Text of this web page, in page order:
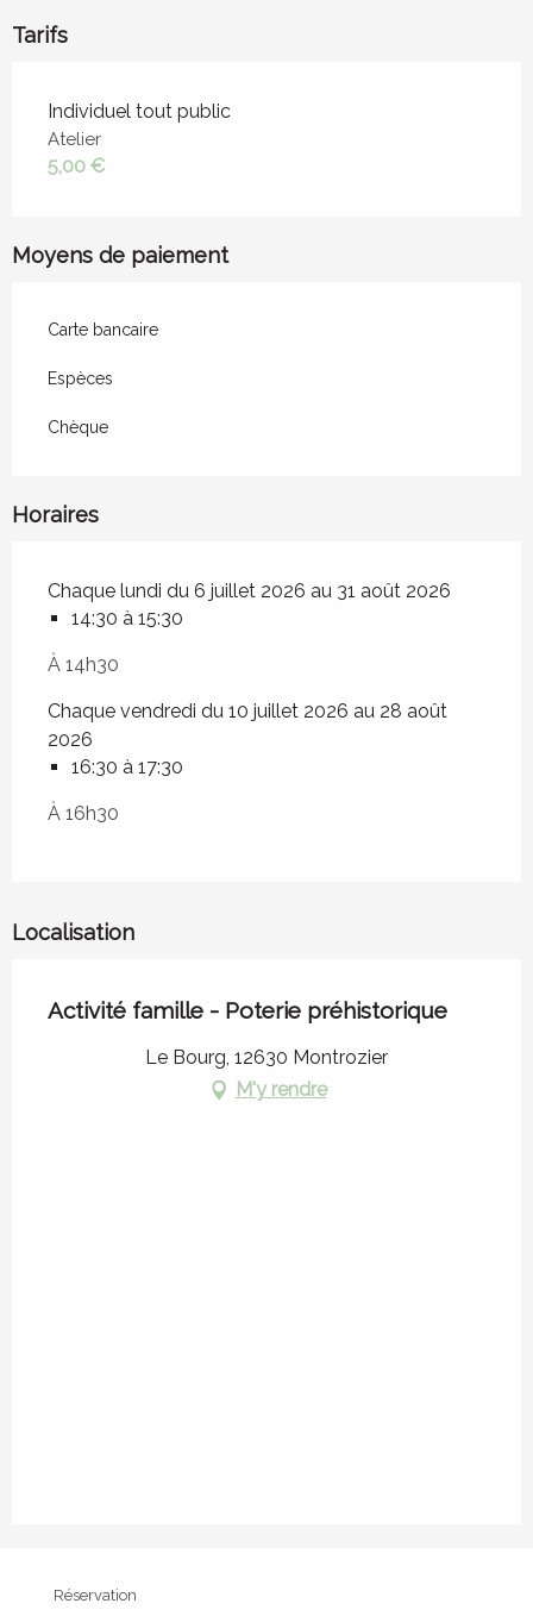
Tarifs
Tarifs 2026
Individuel tout public
Atelier
5,00 €
Moyens de paiement
Carte bancaire
Espèces
Chèque
Horaires
Chaque lundi du 6 juillet 2026 au 31 août 2026
14:30 à 15:30
À 14h30
Chaque vendredi du 10 juillet 2026 au 28 août
2026
16:30 à 17:30
À 16h30
Localisation
Activité famille - Poterie préhistorique
Le Bourg, 12630 Montrozier
M'y rendre
Réservation